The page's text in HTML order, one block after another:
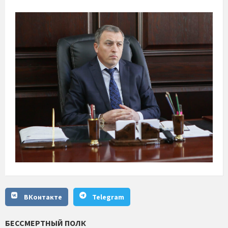
ВКонтакте Telegram
БЕССМЕРТНЫЙ ПОЛК